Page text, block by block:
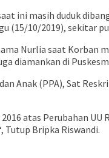
ini masih duduk
(15/10/2019),
Nurlia saat Korban
diamankan di
Anak (PPA), Sat
atas Perubahan
Tutup Bripka Riswandi.